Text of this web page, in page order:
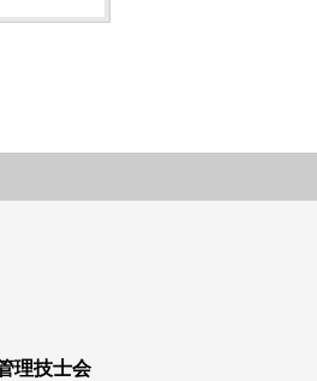
理技士会